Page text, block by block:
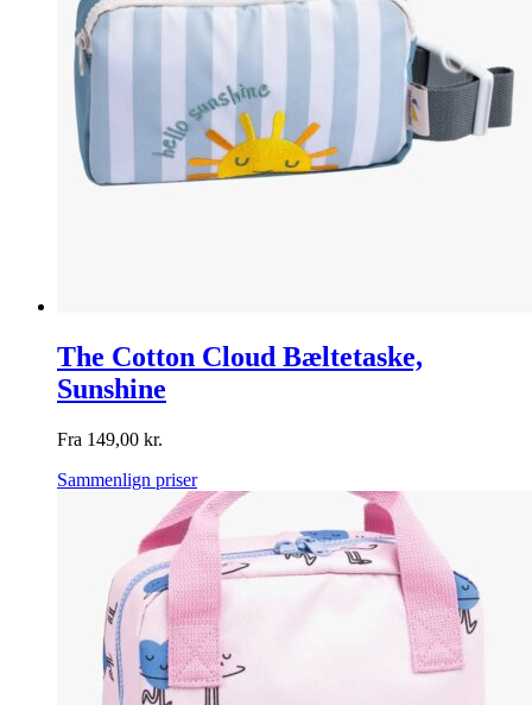
The Cotton Cloud Bæltetaske,
Sunshine
Fra 149,00 kr.
Sammenlign priser